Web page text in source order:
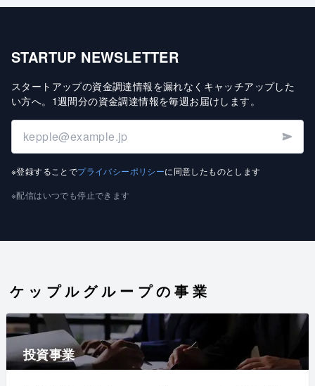
STARTUP NEWSLETTER
スタートアップの資金調達情報を漏れなくキャッチアップした
い方へ。 1週間分の資金調達情報を毎週お届けします。
※登録することでプライバシーポリシーに同意したものとします
※配信はいつでも停止できます
ケップルグループの事業
投資事業